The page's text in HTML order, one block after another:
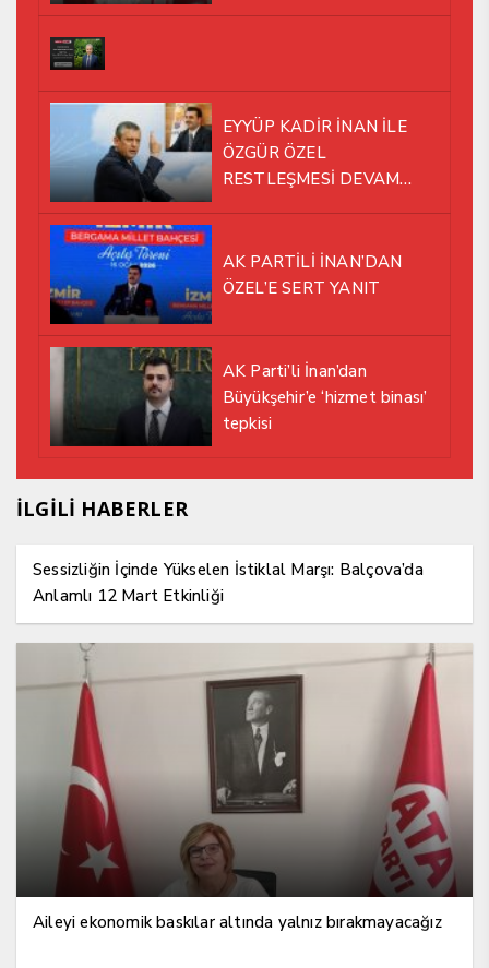
EYYÜP KADİR İNAN İLE
ÖZGÜR ÖZEL
RESTLEŞMESİ DEVAM
AK PARTİLİ İNAN’DAN
ÖZEL’E SERT YANIT
AK Parti’li İnan’dan
Büyükşehir’e ‘hizmet binası’
tepkisi
İLGİLİ HABERLER
Sessizliğin İçinde Yükselen İstiklal Marşı: Balçova’da
Anlamlı 12 Mart Etkinliği
Aileyi ekonomik baskılar altında yalnız bırakmayacağız